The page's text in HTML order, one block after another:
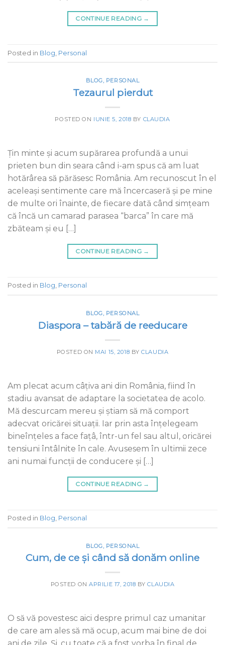
CONTINUE READING →
Posted in Blog Personal
BLOG, PERSONAL
Tezaurul pierdut
POSTED ON IUNIE 5, 2018 BY CLAUDIA
Ţin minte şi acum supărarea profundă a unui
prieten bun din seara când i-am spus că am luat
hotărârea să părăsesc România. Am recunoscut în el
aceleaşi sentimente care mă încercaseră şi pe mine
de multe ori înainte, de fiecare dată când simţeam
că încă un camarad parasea “barca” în care mă
zbăteam şi eu […]
CONTINUE READING →
Posted in Blog, Personal
BLOG, PERSONAL
Diaspora – tabără de reeducare
POSTED ON MAI 15, 2018 BYCLAUDIA
Am plecat acum câțiva ani din România, fiind în
stadiu avansat de adaptare la societatea de acolo.
Mă descurcam mereu și știam să mă comport
adecvat oricărei situații. Iar prin asta înțelegeam
bineînțeles a face fațâ, într-un fel sau altul, oricărei
tensiuni întâlnite în cale. Avusesem în ultimii zece
ani numai funcții de conducere și […]
CONTINUE READING →
Posted in Blog Personal
BLOG PERSONAL
Cum, de ce și când să donăm online
POSTED ONAPRILIE 17, 2018 BYCLAUDIA
O să vă povestesc aici despre primul caz umanitar
de care am ales să mă ocup, acum mai bine de doi